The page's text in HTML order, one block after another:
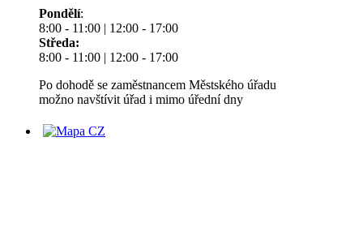
Pondělí:
8:00 - 11:00 | 12:00 - 17:00
Středa:
8:00 - 11:00 | 12:00 - 17:00
Po dohodě se zaměstnancem Městského úřadu
možno navštívit úřad i mimo úřední dny